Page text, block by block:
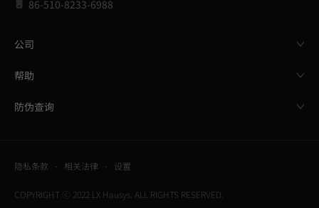
86-510-8233-6988
公司
帮助
防伪查询
隐私条款 相关法律 设置
COPYRIGHT ⓒ 2022 LX Hausys. ALL RIGHTS RESERVED.